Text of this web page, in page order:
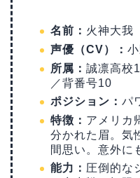
名前： 火神大我
声優（CV）：
所属： 誠凛高校
／背番号10
ポジション： パ
特徴： アメリカ
分かれた眉。気
間思い。意外に
能力： 圧倒的な